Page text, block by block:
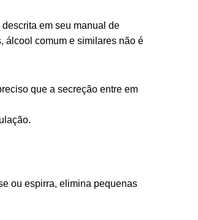
em seu manual de
álcool comum e similares não é
que a secreção entre em
ou espirra, elimina pequenas